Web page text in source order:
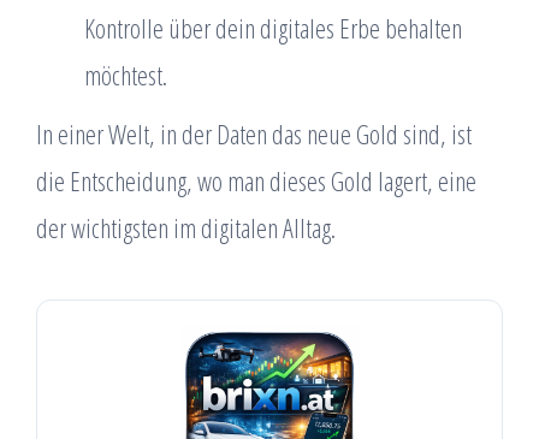
Kontrolle über dein digitales Erbe behalten
möchtest.
In einer Welt, in der Daten das neue Gold sind, ist
die Entscheidung, wo man dieses Gold lagert, eine
der wichtigsten im digitalen Alltag.